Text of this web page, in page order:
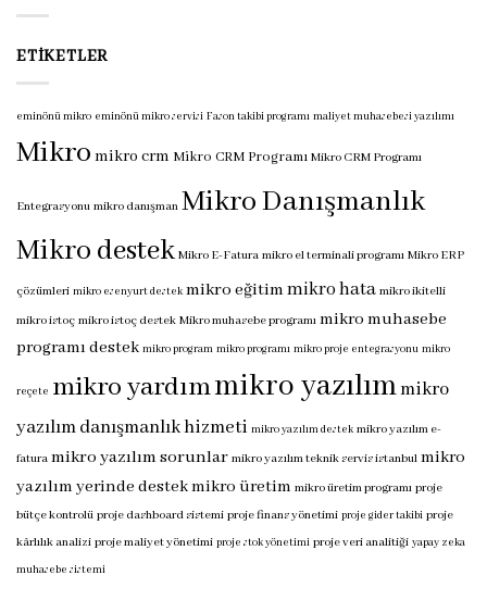
ETIKETLER
eminönü mikro eminönü mikro servisi Fason takibi programı maliyet muhasebesi yazılımı
Mikro mikro crm Mikro CRM Programı Mikro CRM Programı
Entegrasyonu mikro danışman Mikro Danışmanlık
Mikro destek Mikro E-Fatura mikro el terminali programı Mikro ERP
çözümleri mikro esenyurt destek mikro eğitimmikro hata mikro ikitelli
mikro istoç mikro istoç destek Mikro muhasebe programı mikro muhasebe
programı destek mikro program mikro programı mikro proje entegrasyonu mikro
reçete mikro yardımmikro yazılımmikro
yazılım danışmanlık hizmeti mikro yazılım destek mikro yazılım e-
fatura mikro yazılım sorunlar mikro yazılım teknik servis istanbul mikro
yazılım yerinde destekmikro üretim mikro üretim programı proje
bütçe kontrolü proje dashboard sistemi proje finans yönetimi proje gider takibi proje
kârlılık analizi proje maliyet yönetimi proje stok yönetimi proje veri analitiği yapay zeka
muhasebe sistemi